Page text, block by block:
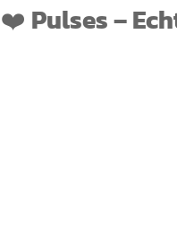
❤️ Pulses –